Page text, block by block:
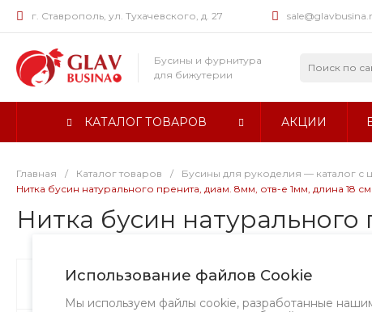
г. Ставрополь, ул. Тухачевского, д. 27
Бусины и фурнитура
для бижутерии
КАТАЛОГ ТОВАРОВ АКЦИИ
Главная / Каталог товаров / Бусины для рукоделия — каталог с
Нитка бусин натурального пренита, диам. 8мм, отв-е 1мм, длина 18
Нитка бусин
Использование файлов Cookie
Мы используем файлы cookie, разработанные
Бусины